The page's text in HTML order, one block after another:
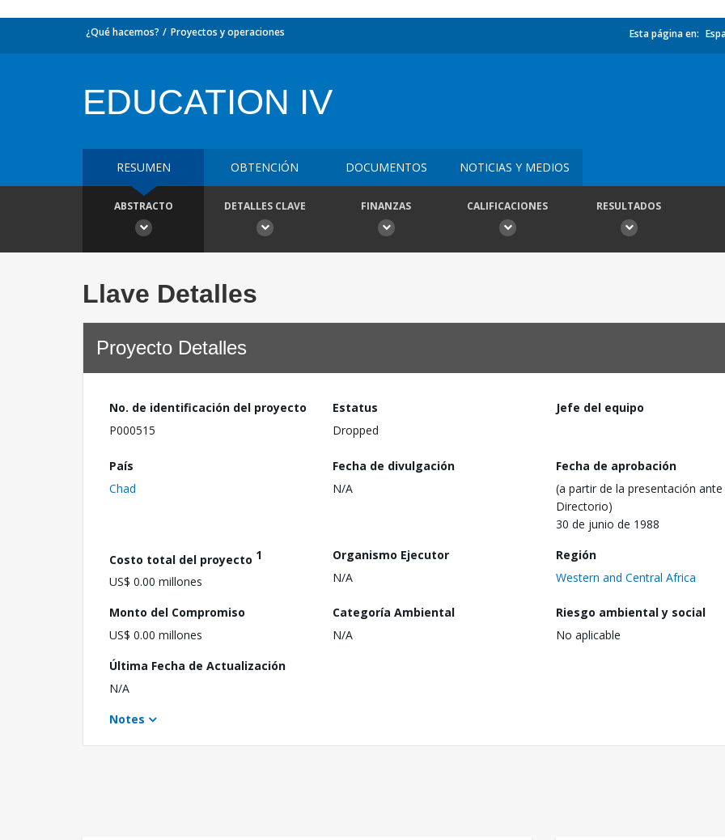
¿Qué hacemos? Proyectos y operaciones Esta página en:
EDUCATION IV
RESUMEN OBTENCIÓN DOCUMENTOS NOTICIAS Y MEDIOS
ABSTRACTO DETALLES CLAVE FINANZAS CALIFICACIONES RESULTADOS
Llave Detalles
Proyecto Detalles
No. de identificación del proyecto
P000515
Estatus
Dropped
Jefe del equipo
País
Chad
Fecha de divulgación
N/A
Fecha de aprobación
(a partir de la presentación ante
Directorio)
30 de junio de 1988
Costo total del proyecto 1
US$ 0.00 millones
Organismo Ejecutor
N/A
Región
Western and Central Africa
Monto del Compromiso
US$ 0.00 millones
Categoría Ambiental
N/A
Riesgo ambiental y social
No aplicable
Última Fecha de Actualización
N/A
Notes